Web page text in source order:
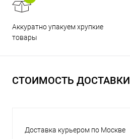
Аккуратно упакуем хрупкие
товары
СТОИМОСТЬ ДОСТАВКИ
Доставка курьером по Москве